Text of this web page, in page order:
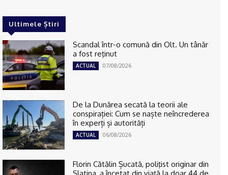
Ultimele Știri
Scandal într-o comună din Olt. Un tânăr
a fost reţinut
ACTUAL 07/08/2026
De la Dunărea secată la teorii ale
conspirației: Cum se naște neîncrederea
în experți și autorități
ACTUAL 06/08/2026
Florin Cătălin Șucată, poliţist originar din